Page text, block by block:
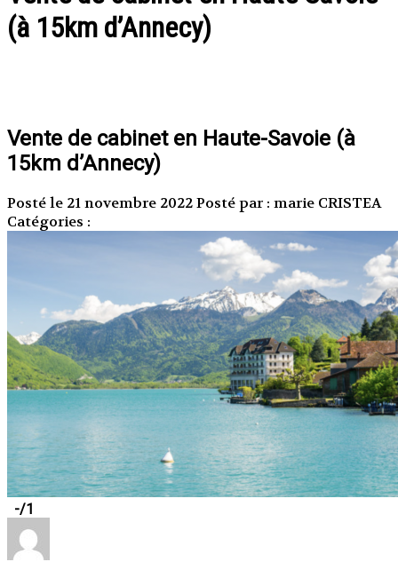
(à 15km d’Annecy)
Vente de cabinet en Haute-Savoie (à
15km d’Annecy)
Posté le 21 novembre 2022Posté par : marie CRISTEA
Catégories :
-/1